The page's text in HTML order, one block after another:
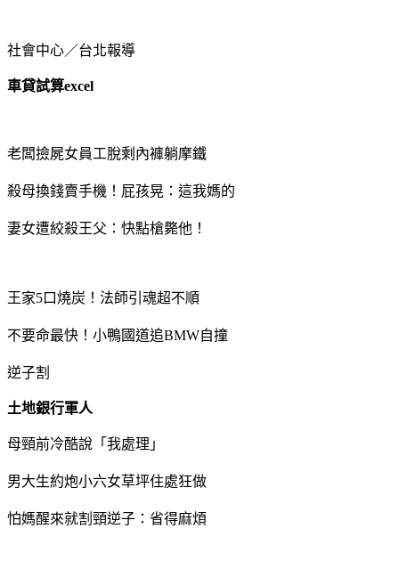
社會中心／台北報導
車貸試算excel
老闆撿屍女員工脫剩內褲躺摩鐵
殺母換錢賣手機！屁孩晃：這我媽的
妻女遭絞殺王父：快點槍斃他！
王家5口燒炭！法師引魂超不順
不要命最快！小鴨國道追BMW自撞
逆子割
土地銀行軍人
母頸前冷酷說「我處理」
男大生約炮小六女草坪住處狂做
怕媽醒來就割頸逆子：省得麻煩